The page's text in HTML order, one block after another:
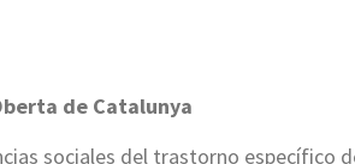
de Catalunya
sociales del trastorno específico